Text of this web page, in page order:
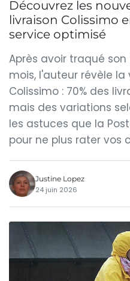
Découvrez les
livraison Colissimo
service optimisé
Après avoir traqué
mois, l'auteur révèle la
Colissimo : 70% des
mais des variations
les astuces que la
pour ne plus rater vos
Justine Lopez
24 juin 2026